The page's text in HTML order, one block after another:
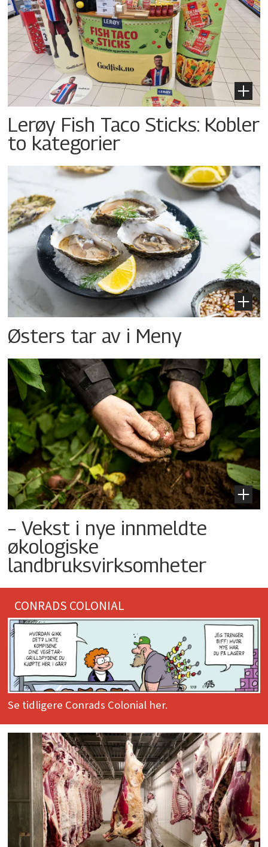
Lerøy Fish Taco Sticks: Kobler
to kategorier
Østers tar av i Meny
– Vekst i nye innmeldte
økologiske
landbruksvirksomheter
CONRADS COLONIAL
Se tidligere Conrads Colonial her.